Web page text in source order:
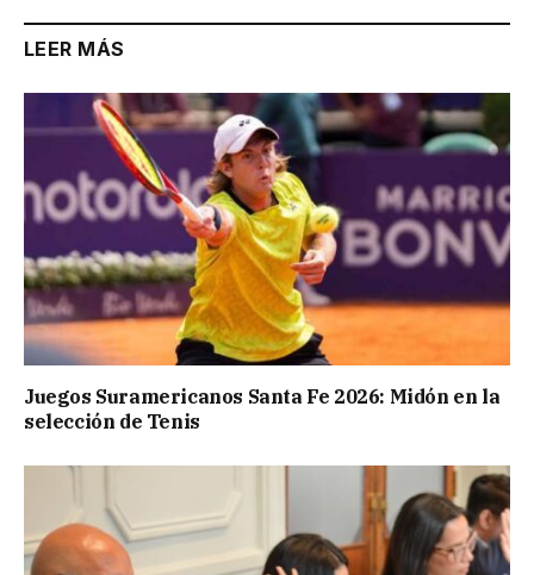
LEER MÁS
Juegos Suramericanos Santa Fe 2026: Midón en la
selección de Tenis